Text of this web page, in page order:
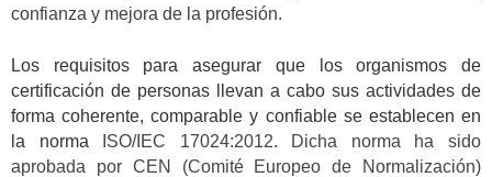
confianza y mejora de la profesión.
Los requisitos para asegurar que los organismos de
certificación de personas llevan a cabo sus actividades de
forma coherente, comparable y confiable se establecen en
la norma
ISO/IEC 17024:2012. Dicha norma ha sido
aprobada por CEN (Comité Europeo de Normalización)